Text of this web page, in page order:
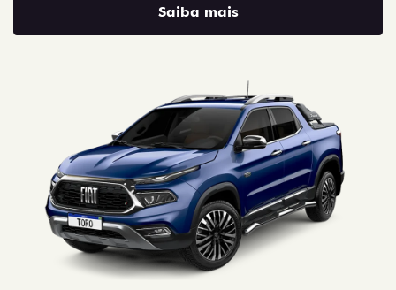
Saiba mais